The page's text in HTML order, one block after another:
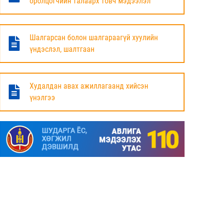
ХҮЛЭЭЛЦЭЖ БАЙНА
6 сар
МАЛ ТООЛЛОГЫН НЭГДСЭН ДҮНГ
ТАНИЛЦУУЛЛАА.
6 сар
НИЙСЛЭЛИЙН ИРГЭДИЙН
ТӨЛӨӨЛӨГЧДИЙН ХУРЛЫН ДАРГА, ЗАСАГ
ДАРГА НАРТАЙ ЦАХИМ УУЛЗАЛТ ХИЙЖ
БАЙНА
Шалгарсан болон шалгараагүй хуулийн
үндэслэл, шалтгаан
Худалдан авах ажиллагаанд хийсэн
үнэлгээ